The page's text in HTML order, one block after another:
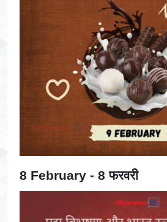
8 February - 8 फरवरी